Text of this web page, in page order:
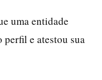
uma entidade
e atestou sua